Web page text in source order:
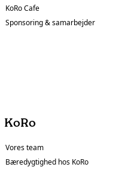
KoRo Cafe
Sponsoring & samarbejder
KoRo
Vores team
Bæredygtighed hos KoRo